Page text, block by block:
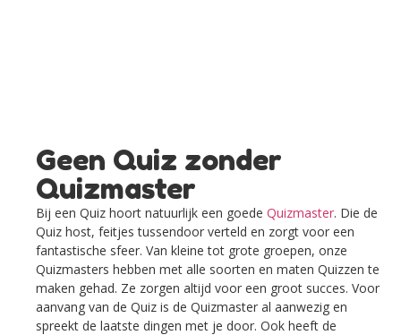
Geen Quiz zonder
Quizmaster
Bij een Quiz hoort natuurlijk een goede Quizmaster. Die de
Quiz host, feitjes tussendoor verteld en zorgt voor een
fantastische sfeer. Van kleine tot grote groepen, onze
Quizmasters hebben met alle soorten en maten Quizzen te
maken gehad. Ze zorgen altijd voor een groot succes. Voor
aanvang van de Quiz is de Quizmaster al aanwezig en
spreekt de laatste dingen met je door. Ook heeft de